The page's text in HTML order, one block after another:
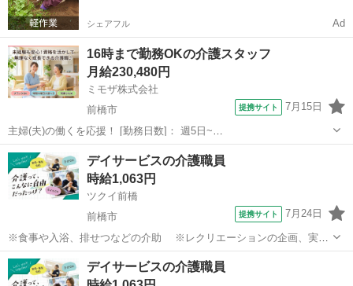
シェアフル Ad
16時まで勤務OKの介護スタッフ
月給230,480円
ミモザ株式会社
前橋市
提携サイト 7月15日
主婦(夫)の働くを応援！ [勤務日数]： 週5日~
07:00~16:00/08:30~17:30/10:00~19:00/16:00~10:00 月/火/水/木/金/土/
日 などから選べます [勤務地・最寄駅]： 群馬...
群馬 介護士
デイサービスの介護職員
時給1,063円
ツクイ前橋
前橋市
提携サイト 7月24日
※食事や入浴、排せつなどの介助 ※レクリエーションの企画、実施
※他スタッフと連携してのケア業務全般 ※送迎・添乗業務 ※各
種記録業務など ◆従事すべき業務の変更の範囲 なし ◆勤務場所の変
群馬 介護
デイサービスの介護職員